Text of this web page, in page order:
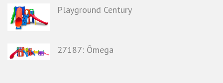
Playground Century
27187: Ômega